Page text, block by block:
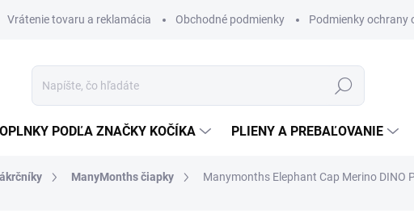
Vrátenie tovaru a reklamácia Obchodné podmienky Podmienky ochrany
Hľadať
PODĽA ZNAČKY KOČÍKA PLIENY A PREBAĽOVANIE
ManyMonths čiapky Manymonths Elephant Cap Merino DINO